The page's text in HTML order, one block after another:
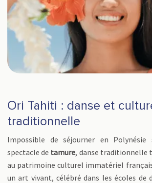
Ori Tahiti : danse et
traditionnelle
Impossible de séjourner en Polynésie
spectacle de tamure, danse traditionnelle
au patrimoine culturel immatériel
un art vivant, célébré dans les écoles de